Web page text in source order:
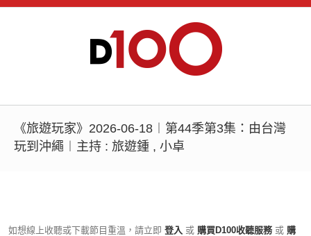
《旅遊玩家》2026-06-18︱第44季第3集：由台灣
玩到沖繩︱主持 : 旅遊鍾 , 小卓
如想線上收聽或下載節目重溫，請立即 登入 或 購買D100收聽服務 或 購